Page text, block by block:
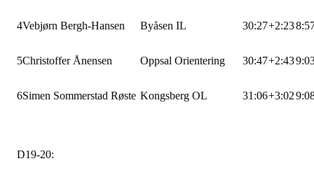
4Vebjørn Bergh-Hansen Byåsen IL 30:27+2:23
5Christoffer Ånensen Oppsal Orientering 30:47+2:43
6Simen Sommerstad Røste Kongsberg OL 31:06+3:02
D19-20: